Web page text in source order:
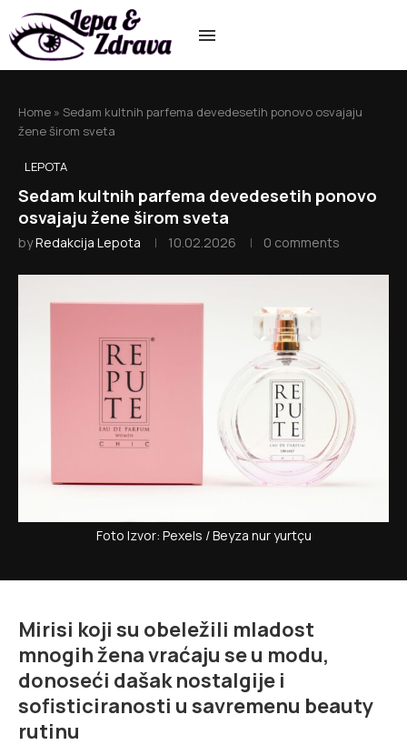
Home » Sedam kultnih parfema devedesetih ponovo osvajaju
žene širom sveta
LEPOTA
Sedam kultnih parfema devedesetih ponovo
osvajaju žene širom sveta
byRedakcija Lepota 10.02.2026 0 comments
Foto Izvor: Pexels / Beyza nur yurtçu
Mirisi koji su obeležili mladost
mnogih žena vraćaju se u modu,
donoseći dašak nostalgije i
sofisticiranosti u savremenu beauty
rutinu